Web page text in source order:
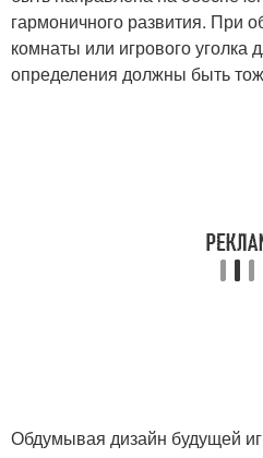
гармоничного развития. При
комнаты или игрового уголка
определения должны быть
Обдумывая дизайн будущей